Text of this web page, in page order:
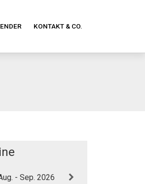
KONTAKT & CO.
- Sep. 2026